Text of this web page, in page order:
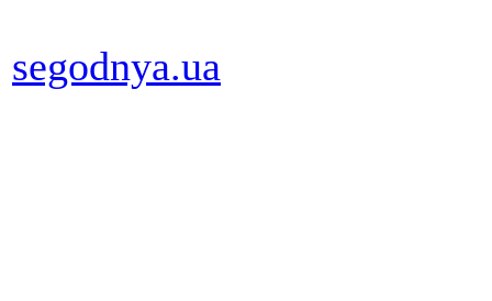
segodnya.ua